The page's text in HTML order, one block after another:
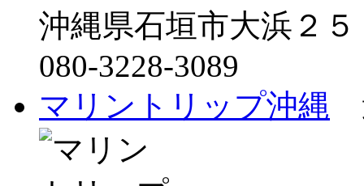
沖縄県石垣市大浜２
080-3228-3089
マリントリップ沖縄